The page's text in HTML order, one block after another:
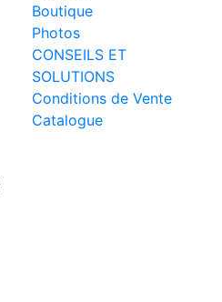
Boutique
Photos
CONSEILS ET
SOLUTIONS
Conditions de Vente
Catalogue